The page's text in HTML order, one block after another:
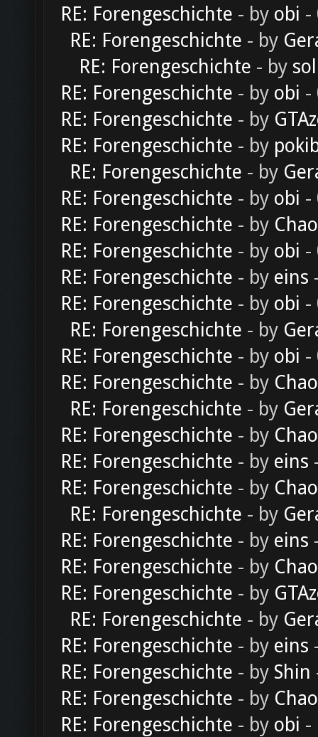
RE: Forengeschichte - by obi -
RE: Forengeschichte - by
RE: Forengeschichte - by
RE: Forengeschichte - by obi -
RE: Forengeschichte - by
RE: Forengeschichte - by
RE: Forengeschichte - by
RE: Forengeschichte - by obi -
RE: Forengeschichte - by
RE: Forengeschichte - by obi -
RE: Forengeschichte - by eins
RE: Forengeschichte - by obi -
RE: Forengeschichte - by
RE: Forengeschichte - by obi -
RE: Forengeschichte - by
RE: Forengeschichte - by
RE: Forengeschichte - by
RE: Forengeschichte - by eins
RE: Forengeschichte - by
RE: Forengeschichte - by
RE: Forengeschichte - by eins
RE: Forengeschichte - by
RE: Forengeschichte - by
RE: Forengeschichte - by
RE: Forengeschichte - by eins
RE: Forengeschichte - by Shin
RE: Forengeschichte - by
RE: Forengeschichte - by obi -